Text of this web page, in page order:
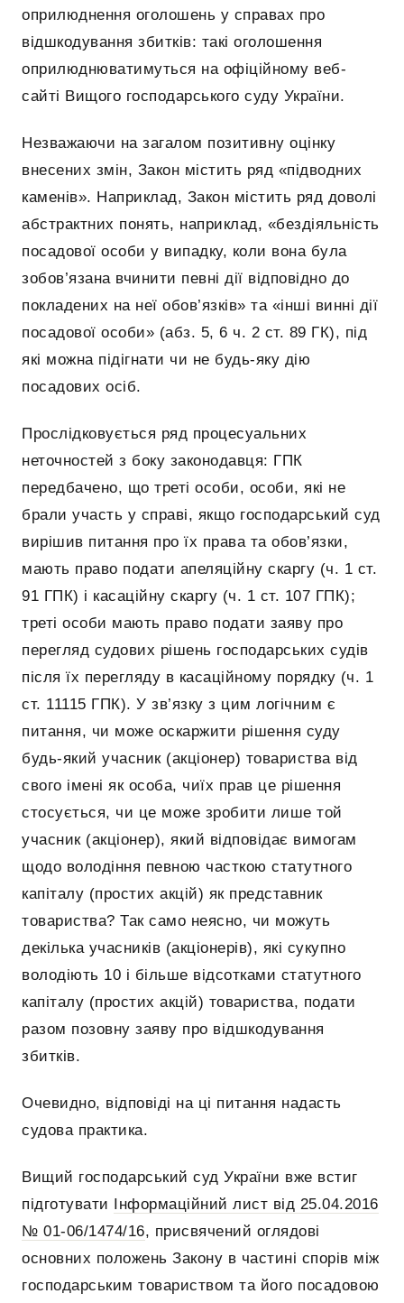
оприлюднення оголошень у справах про
відшкодування збитків: такі оголошення
оприлюднюватимуться на офіційному веб-
сайті Вищого господарського суду України.
Незважаючи на загалом позитивну оцінку
внесених змін, Закон містить ряд «підводних
каменів». Наприклад, Закон містить ряд доволі
абстрактних понять, наприклад, «бездіяльність
посадової особи у випадку, коли вона була
зобов’язана вчинити певні дії відповідно до
покладених на неї обов’язків» та «інші винні дії
посадової особи» (абз. 5, 6 ч. 2 ст. 89 ГК), під
які можна підігнати чи не будь-яку дію
посадових осіб.
Прослідковується ряд процесуальних
неточностей з боку законодавця: ГПК
передбачено, що треті особи, особи, які не
брали участь у справі, якщо господарський суд
вирішив питання про їх права та обов’язки,
мають право подати апеляційну скаргу (ч. 1 ст.
91 ГПК) і касаційну скаргу (ч. 1 ст. 107 ГПК);
треті особи мають право подати заяву про
перегляд судових рішень господарських судів
після їх перегляду в касаційному порядку (ч. 1
ст. 11115 ГПК). У зв’язку з цим логічним є
питання, чи може оскаржити рішення суду
будь-який учасник (акціонер) товариства від
свого імені як особа, чиїх прав це рішення
стосується, чи це може зробити лише той
учасник (акціонер), який відповідає вимогам
щодо володіння певною часткою статутного
капіталу (простих акцій) як представник
товариства? Так само неясно, чи можуть
декілька учасників (акціонерів), які сукупно
володіють 10 і більше відсотками статутного
капіталу (простих акцій) товариства, подати
разом позовну заяву про відшкодування
збитків.
Очевидно, відповіді на ці питання надасть
судова практика.
Вищий господарський суд України вже встиг
підготувати Інформаційний лист від 25.04.2016
№ 01-06/1474/16, присвячений оглядові
основних положень Закону в частині спорів між
господарським товариством та його посадовою